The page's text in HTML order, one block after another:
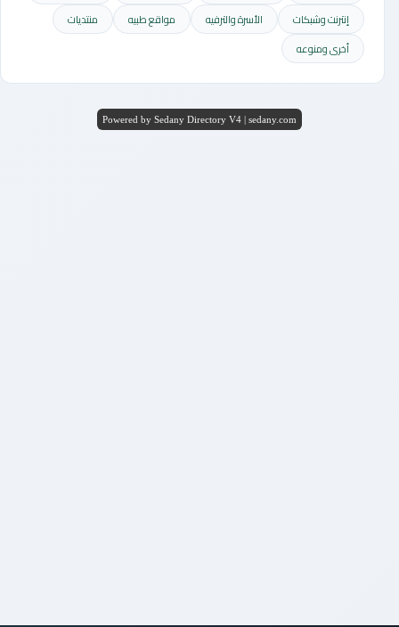
إنترنت وشبكات
الأسرة والترفيه مواقع طبيه
منتديات
أخرى ومنوعه
Powered by Sedany Directory V4 | sedany.com